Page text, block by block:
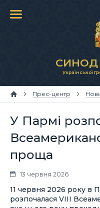
СИНОД
Української
Прес-центр
У Пармі
проща
13 червня 2026
11 червня 2026 року в
розпочалася VIII